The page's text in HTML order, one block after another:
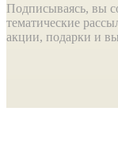
Подписываясь, вы
тематические
акции, подарки и